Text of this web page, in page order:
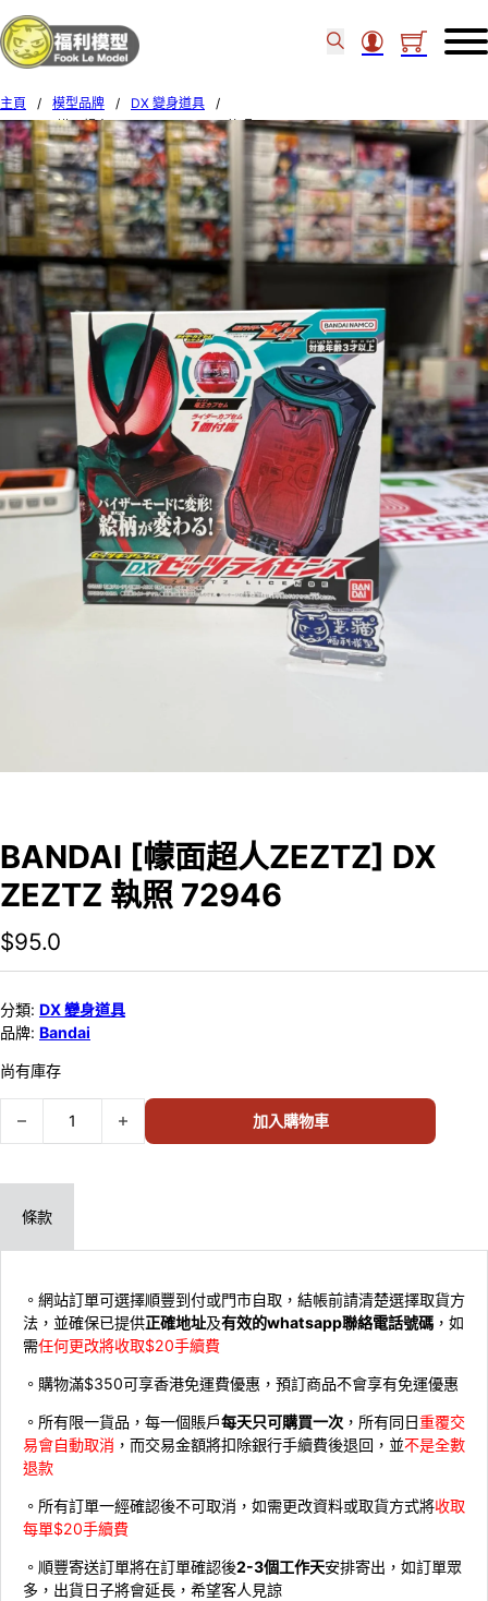
主頁 / 模型品牌 / DX 變身道具
/
BANDAI [幪面超人ZEZTZ] DX ZEZTZ 執照 72946
BANDAI [幪面超人ZEZTZ] DX
ZEZTZ 執照 72946
$95.0
分類: DX 變身道具
品牌: Bandai
尚有庫存
BANDAI [幪面超人ZEZTZ] DX ZEZTZ 執照 72946 數量
加入購物車
條款
。網站訂單可選擇順豐到付或門市自取，結帳前請清楚選擇取貨方
法，並確保已提供正確地址及有效的whatsapp聯絡電話號碼 ，如
需任何更改將收取$20手續費
。購物滿$350可享香港免運費優惠，預訂商品不會享有免運優惠
。所有限一貨品，每一個賬戶每天只可購買一次 ，所有同日重覆交
易會自動取消 ，而交易金額將扣除銀行手續費後退回，並不是全數
退款
。所有訂單一經確認後不可取消，如需更改資料或取貨方式將收取
每單$20手續費
。順豐寄送訂單將在訂單確認後2-3個工作天安排寄出，如訂單眾
多，出貨日子將會延長，希望客人見諒